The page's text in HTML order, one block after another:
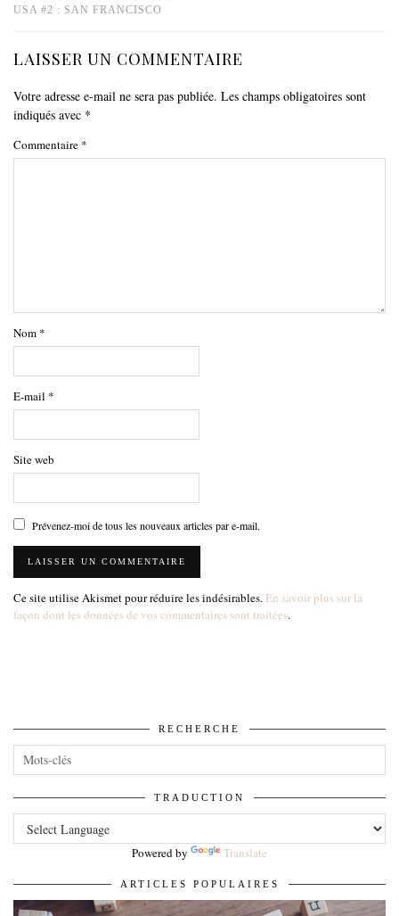
USA #2 : SAN FRANCISCO
LAISSER UN COMMENTAIRE
Votre adresse e-mail ne sera pas publiée. Les champs obligatoires sont
indiqués avec *
Commentaire *
Nom *
E-mail *
Site web
Prévenez-moi de tous les nouveaux articles par e-mail.
Ce site utilise Akismet pour réduire les indésirables. En savoir plus sur la
façon dont les données de vos commentaires sont traitées.
RECHERCHE
TRADUCTION
Powered by Translate
ARTICLES POPULAIRES